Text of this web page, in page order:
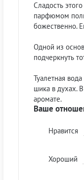
Сладость
парфюмом
божественно.
Одной из
подчеркнуть
Туалетная
шика в духах.
аромате.
Ваше
Нравится
Хороший